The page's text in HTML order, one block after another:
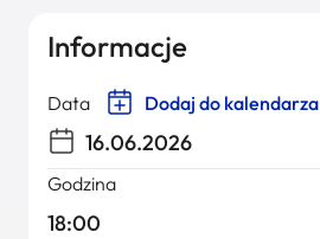
Informacje
Data Dodaj do kalendarza
16.06.2026
Godzina
18:00